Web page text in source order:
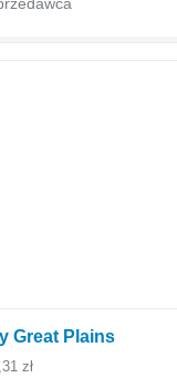
Great Plains
zł